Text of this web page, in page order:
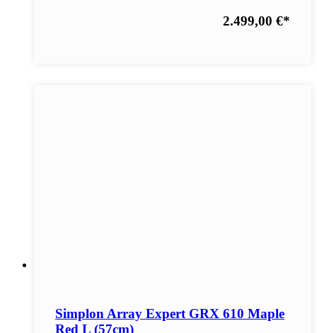
2.499,00 €*
Simplon Array Expert GRX 610 Maple
Red L (57cm)